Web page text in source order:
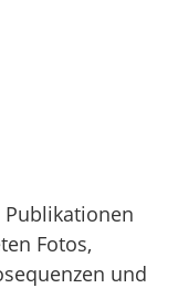
Publikationen
Fotos,
und